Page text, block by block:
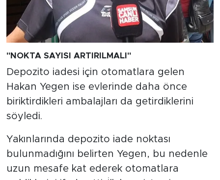
"NOKTA SAYISI ARTIRILMALI"
Depozito iadesi için otomatlara gelen
Hakan Yegen ise evlerinde daha önce
biriktirdikleri ambalajları da getirdiklerini
söyledi.
Yakınlarında depozito iade noktası
bulunmadığını belirten Yegen, bu nedenle
uzun mesafe kat ederek otomatlara